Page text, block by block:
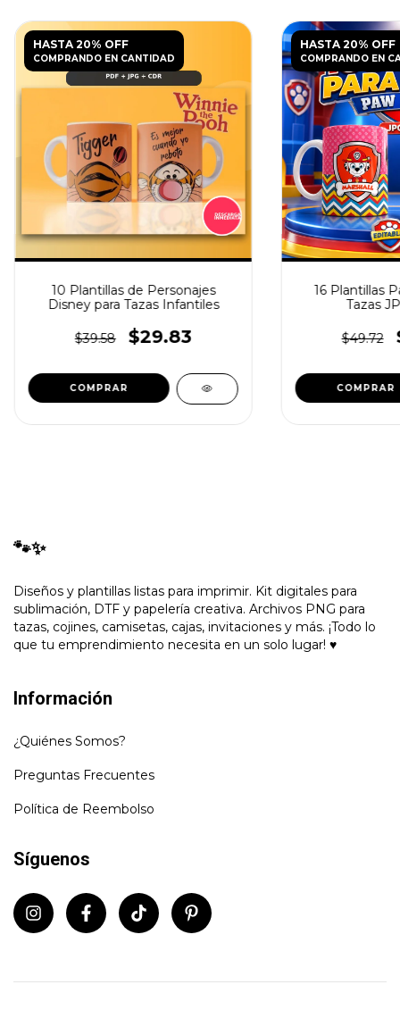
HASTA 20% OFF
COMPRANDO EN CANTIDAD
10 Plantillas de Personajes
Disney para Tazas Infantiles
$39.58 $29.83
HASTA 20% OFF
COMPRANDO EN
16 Plantillas
Tazas
$49.72
🐾✨
Diseños y plantillas listas para imprimir. Kit digitales para
sublimación, DTF y papelería creativa. Archivos PNG para
tazas, cojines, camisetas, cajas, invitaciones y más. ¡Todo lo
que tu emprendimiento necesita en un solo lugar! ♥
Información
¿Quiénes Somos?
Preguntas Frecuentes
Política de Reembolso
Síguenos